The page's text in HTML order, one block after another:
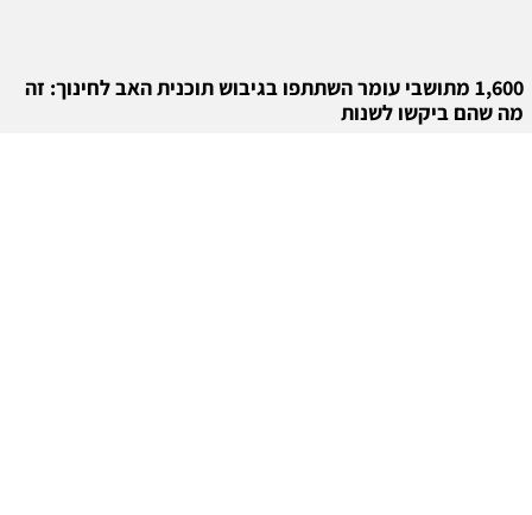
1,600 מתושבי עומר השתתפו בגיבוש תוכנית האב לחינוך: זה
מה שהם ביקשו לשנות